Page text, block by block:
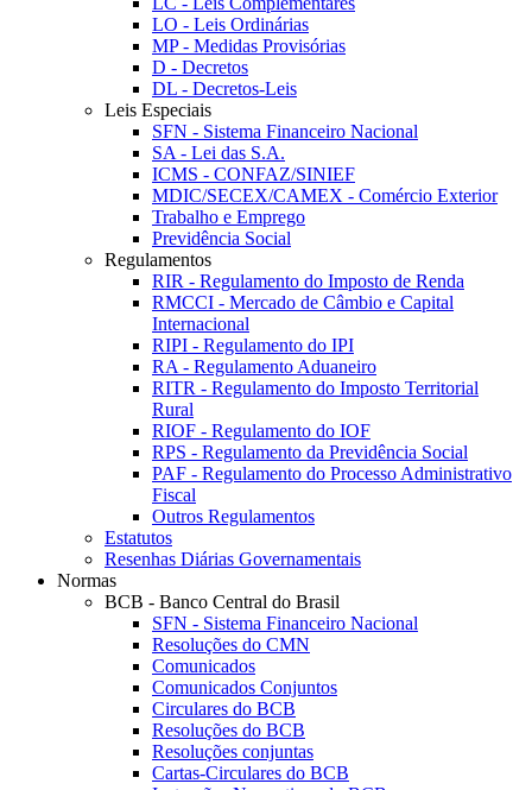
LO - Leis Ordinárias
MP - Medidas Provisórias
D - Decretos
DL - Decretos-Leis
Leis Especiais
SFN - Sistema Financeiro Nacional
SA - Lei das S.A.
ICMS - CONFAZ/SINIEF
MDIC/SECEX/CAMEX - Comércio Exterior
Trabalho e Emprego
Previdência Social
Regulamentos
RIR - Regulamento do Imposto de Renda
RMCCI - Mercado de Câmbio e Capital
Internacional
RIPI - Regulamento do IPI
RA - Regulamento Aduaneiro
RITR - Regulamento do Imposto Territorial
Rural
RIOF - Regulamento do IOF
RPS - Regulamento da Previdência Social
PAF - Regulamento do Processo Administrativo
Fiscal
Outros Regulamentos
Estatutos
Resenhas Diárias Governamentais
Normas
BCB - Banco Central do Brasil
SFN - Sistema Financeiro Nacional
Resoluções do CMN
Comunicados
Comunicados Conjuntos
Circulares do BCB
Resoluções do BCB
Resoluções conjuntas
Cartas-Circulares do BCB